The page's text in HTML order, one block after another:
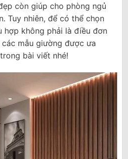
còn giúp cho phòng ngủ
Tuy nhiên, để có thể chọn
hợp không phải là điều đơn
mẫu giường được ưa
bài viết nhé!